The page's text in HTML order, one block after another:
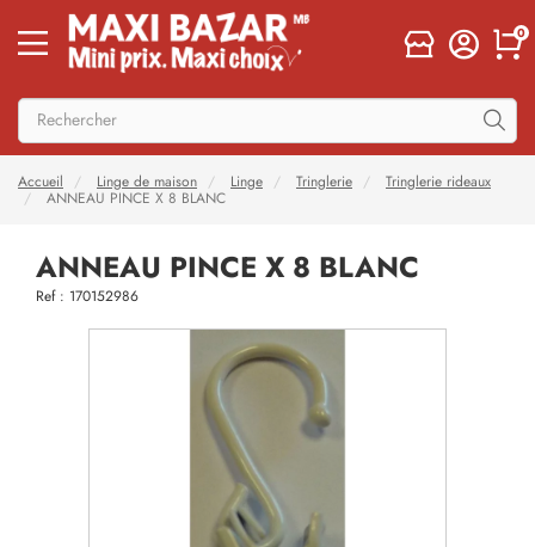
0
Accueil Linge de maison Linge Tringlerie
Tringlerie rideaux
ANNEAU PINCE X 8 BLANC
ANNEAU PINCE X 8 BLANC
Ref : 170152986